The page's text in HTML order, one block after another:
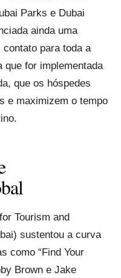
Parks e Dubai
ainda uma
para toda a
que for implementada
que os hóspedes
e maximizem o tempo
Tourism and
sustentou a curva
como “Find Your
Brown e Jake